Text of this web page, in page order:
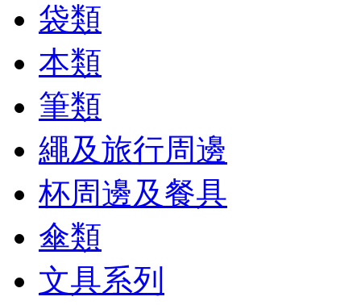
袋類
本類
筆類
繩及旅行周邊
杯周邊及餐具
傘類
文具系列